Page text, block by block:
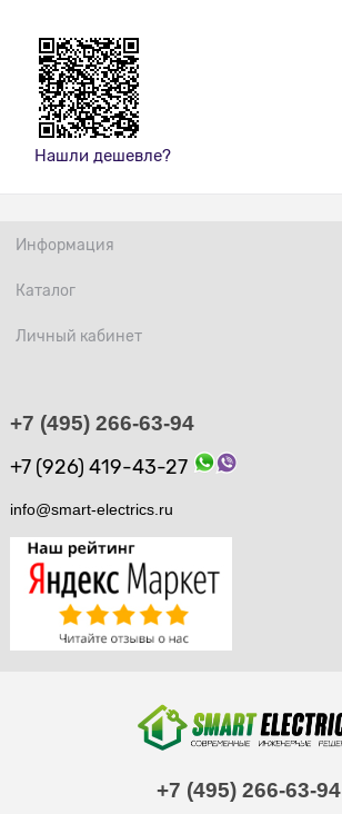
Нашли дешевле?
Информация
Каталог
Личный кабинет
+7 (495) 266-63-94
+7 (926) 419-43-27
info@smart-electrics.ru
+7 (495) 266-63-94